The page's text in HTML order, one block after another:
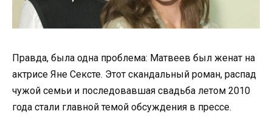
Правда, была одна проблема: Матвеев был женат на
актрисе Яне Сексте. Этот скандальный роман, распад
чужой семьи и последовавшая свадьба летом 2010
года стали главной темой обсуждения в прессе.